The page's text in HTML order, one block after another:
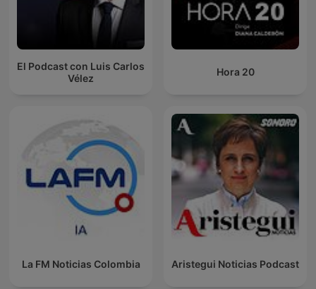
El Podcast con Luis Carlos
Vélez
Hora 20
La FM Noticias Colombia Aristegui Noticias Podcast